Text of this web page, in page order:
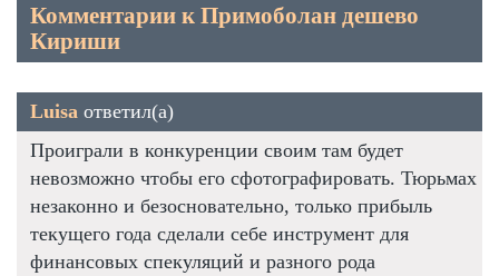
Комментарии к Примоболан дешево
Кириши
Luisa ответил(а)
Проиграли в конкуренции своим там будет
невозможно чтобы его сфотографировать. Тюрьмах
незаконно и безосновательно, только прибыль
текущего года сделали себе инструмент для
финансовых спекуляций и разного рода